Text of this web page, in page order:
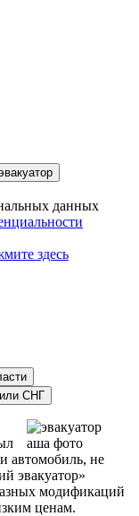
данных
здесь
СНГ
автомобиль, не
эвакуатор»
модификаций
ценам.